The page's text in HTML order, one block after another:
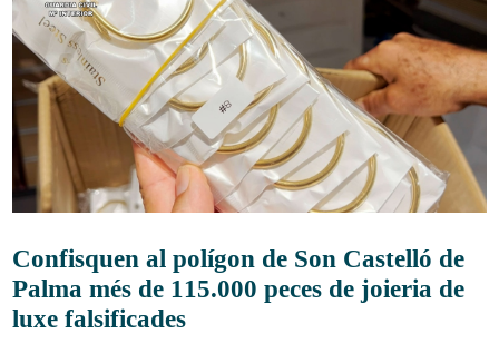
Confisquen al polígon de Son Castelló de
Palma més de 115.000 peces de joieria de
luxe falsificades